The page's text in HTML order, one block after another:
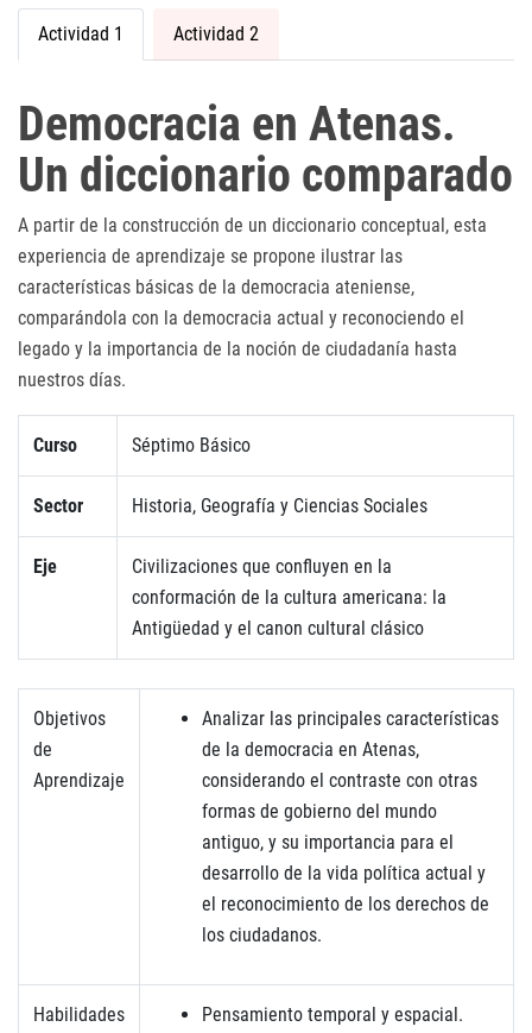
Actividad 1 Actividad 2
Democracia en Atenas.
Un diccionario comparado
A partir de la construcción de un diccionario conceptual, esta
experiencia de aprendizaje se propone ilustrar las
características básicas de la democracia ateniense,
comparándola con la democracia actual y reconociendo el
legado y la importancia de la noción de ciudadanía hasta
nuestros días.
Curso Séptimo Básico
Sector Historia, Geografía y Ciencias Sociales
Eje
Civilizaciones que confluyen en la
conformación de la cultura americana: la
Antigüedad y el canon cultural clásico
Objetivos
de
Aprendizaje
Analizar las principales características
de la democracia en Atenas,
considerando el contraste con otras
formas de gobierno del mundo
antiguo, y su importancia para el
desarrollo de la vida política actual y
el reconocimiento de los derechos de
los ciudadanos.
Habilidades
Pensamiento temporal y espacial.